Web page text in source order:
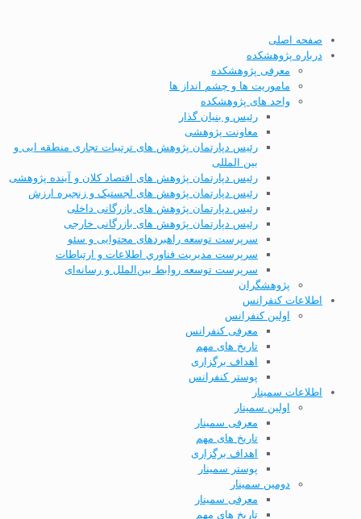
صفحه اصلی
درباره پژوهشکده
معرفی پژوهشکده
ماموریت ها و چشم انداز ها
واحد های پژوهشکده
رئیس و بنیان گذار
معاونت پژوهشی
رئیس دپارتمان پژوهش های ترتیبات تجاری منطقه ایی و
بین المللی
رئیس دپارتمان پژوهش های اقتصاد کلان و آینده پژوهشی
رئیس دپارتمان پژوهش های لجستیک و زنجیره ارزش
رئیس دپارتمان پژوهش های بازرگانی داخلی
رئیس دپارتمان پژوهش های بازرگانی خارجی
سرپرست توسعه راهبردهای محتوایی و سئو
سرپرست مديریت فناوري اطلاعات و ارتباطات
سرپرست توسعه روابط بین‌الملل و رسانه‌ای
پژوهشگران
اطلاعات کنفرانس
اولین کنفرانس
معرفی کنفرانس
تاریخ های مهم
اهداف برگزاری
پوستر کنفرانس
اطلاعات سمینار
اولین سمینار
معرفی سمینار
تاریخ های مهم
اهداف برگزاری
پوستر سمینار
دومین سمینار
معرفی سمینار
تاریخ های مهم